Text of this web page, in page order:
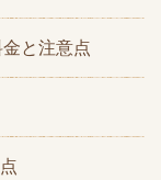
と注意点